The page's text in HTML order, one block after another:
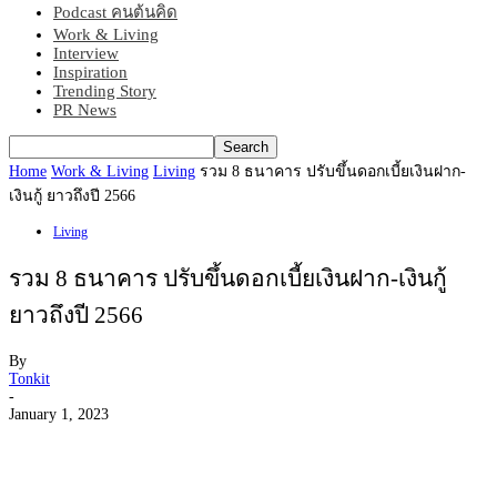
Podcast คนต้นคิด
Work & Living
Interview
Inspiration
Trending Story
PR News
Home Work & Living Living รวม 8 ธนาคาร ปรับขึ้นดอกเบี้ยเงินฝาก-
เงินกู้ ยาวถึงปี 2566
Living
รวม 8 ธนาคาร ปรับขึ้นดอกเบี้ยเงินฝาก-เงินกู้
ยาวถึงปี 2566
By
Tonkit
-
January 1, 2023